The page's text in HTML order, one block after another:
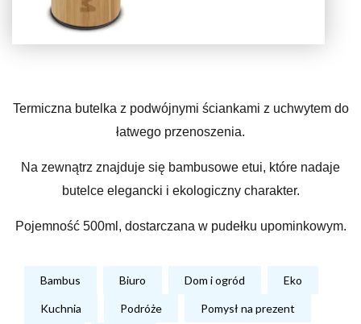
Termiczna butelka z podwójnymi ściankami z uchwytem do
łatwego przenoszenia.
Na zewnątrz znajduje się bambusowe etui, które nadaje
butelce elegancki i ekologiczny charakter.
Pojemność 500ml, dostarczana w pudełku upominkowym.
Bambus Biuro Dom i ogród Eko
Kuchnia Podróże Pomysł na prezent